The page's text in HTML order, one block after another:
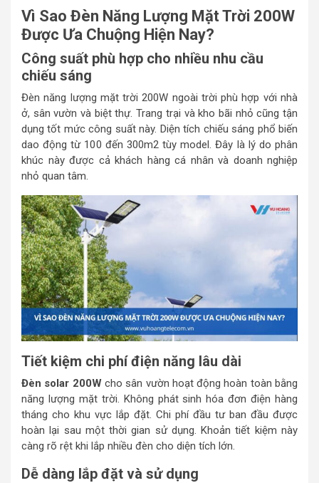
Vì Sao Đèn Năng Lượng Mặt Trời 200W
Được Ưa Chuộng Hiện Nay?
Công suất phù hợp cho nhiều nhu cầu
chiếu sáng
Đèn năng lượng mặt trời 200W ngoài trời phù hợp với nhà
ở, sân vườn và biệt thự. Trang trại và kho bãi nhỏ cũng tận
dụng tốt mức công suất này. Diện tích chiếu sáng phổ biến
dao động từ 100 đến 300m2 tùy model. Đây là lý do phân
khúc này được cả khách hàng cá nhân và doanh nghiệp
nhỏ quan tâm.
Tiết kiệm chi phí điện năng lâu dài
Đèn solar 200Wcho sân vườn hoạt động hoàn toàn bằng
năng lượng mặt trời. Không phát sinh hóa đơn điện hàng
tháng cho khu vực lắp đặt. Chi phí đầu tư ban đầu được
hoàn lại sau một thời gian sử dụng. Khoản tiết kiệm này
càng rõ rệt khi lắp nhiều đèn cho diện tích lớn.
Dễ dàng lắp đặt và sử dụng